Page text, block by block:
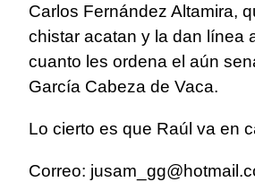
Carlos Fernández Altamira,
chistar acatan y la dan línea
cuanto les ordena el aún
García Cabeza de Vaca.
Lo cierto es que Raúl va en
Correo: